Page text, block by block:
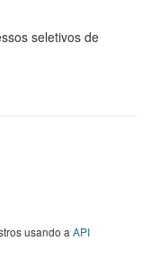
seletivos de
usando a API